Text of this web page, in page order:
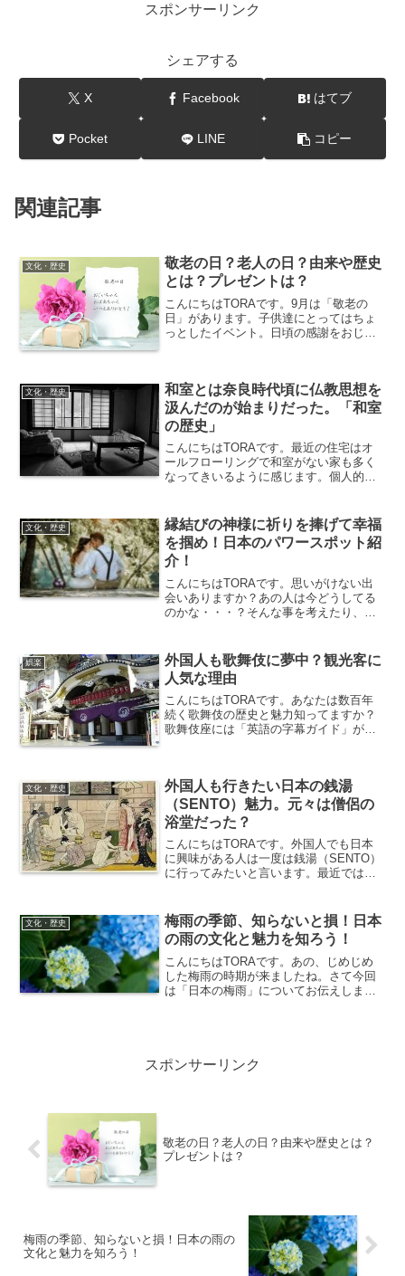
スポンサーリンク
シェアする
X Facebook はてブ
Pocket LINE コピー
関連記事
文化・歴史
敬老の日？老人の日？由来や歴史
とは？プレゼントは？
こんにちはTORAです。9月は「敬老の
日」があります。子供達にとってはちょ
っとしたイベント。日頃の感謝をおじい
たり社会につくしてきた老...
文化・歴史
和室とは奈良時代頃に仏教思想を
汲んだのが始まりだった。「和室
の歴史」
こんにちはTORAです。最近の住宅はオ
ールフローリングで和室がない家も多く
なってきいるように感じます。個人的に
ベットも恋しくなりますが...さて、今回
はそんな日本の完全...
文化・歴史
縁結びの神様に祈りを捧げて幸福
を掴め！日本のパワースポット紹
介！
こんにちはTORAです。思いがけない出
会いありますか？あの人は今どうしてる
のかな・・・？そんな事を考えたり、実
語についてお伝えします。縁結びの神様
を知ろう！日本のパワース...
娯楽
外国人も歌舞伎に夢中？観光客に
人気な理由
こんにちはTORAです。あなたは数百年
続く歌舞伎の歴史と魅力知ってますか？
歌舞伎座には「英語の字幕ガイド」が設
してるそうです。歌舞伎...
文化・歴史
外国人も行きたい日本の銭湯
（SENTO）魅力。元々は僧侶の
浴堂だった？
こんにちはTORAです。外国人でも日本
に興味がある人は一度は銭湯（SENTO）
に行ってみたいと言います。最近ではタ
国にも、公衆浴場の文化はあります。銭
湯も、日本にある...
文化・歴史
梅雨の季節、知らないと損！日本
の雨の文化と魅力を知ろう！
こんにちはTORAです。あの、じめじめ
した梅雨の時期が来ましたね。さて今回
は「日本の梅雨」についてお伝えしま
スポンサーリンク
敬老の日？老人の日？由来や歴史とは？
プレゼントは？
梅雨の季節、知らないと損！日本の雨の
文化と魅力を知ろう！